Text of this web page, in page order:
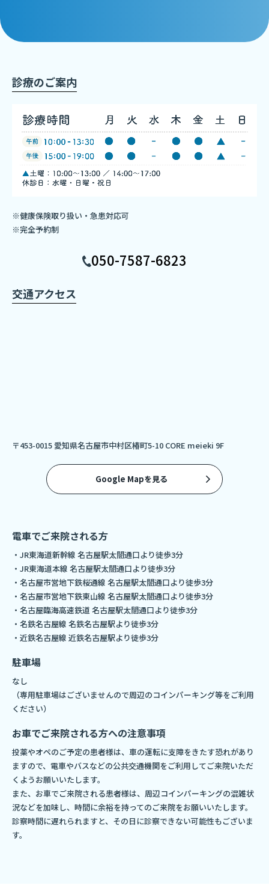
交通アクセス
〒453-0015 愛知県名古屋市中村区椿町5-10 CORE meieki 9F
Google Mapを見る
診療のご案内
※健康保険取り扱い・急患対応可
※完全予約制
050-7587-6823
電車でご来院される方
・JR東海道新幹線 名古屋駅太閤通口より徒歩3分
・JR東海道本線 名古屋駅太閤通口より徒歩3分
・名古屋市営地下鉄桜通線 名古屋駅太閤通口より徒歩3分
・名古屋市営地下鉄東山線 名古屋駅太閤通口より徒歩3分
・名古屋臨海高速鉄道 名古屋駅太閤通口より徒歩3分
・名鉄名古屋線 名鉄名古屋駅より徒歩3分
・近鉄名古屋線 近鉄名古屋駅より徒歩3分
駐車場
なし
（専用駐車場はございませんので周辺のコインパーキング等をご利用
ください）
お車でご来院される方への注意事項
投薬やオペのご予定の患者様は、車の運転に支障をきたす恐れがあり
ますので、電車やバスなどの公共交通機関をご利用してご来院いただ
くようお願いいたします。
また、お車でご来院される患者様は、周辺コインパーキングの混雑状
況などを加味し、時間に余裕を持ってのご来院をお願いいたします。
診察時間に遅れられますと、その日に診察できない可能性もございま
す。